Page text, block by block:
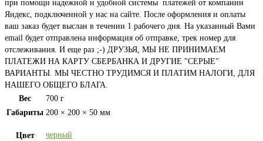
при помощи надежной и удобной системы платежей от компании
Яндекс, подключенной у нас на сайте. После оформления и оплаты
ваш заказ будет выслан в течении 1 рабочего дня. На указанный Вами
email будет отправлена информация об отправке, трек номер для
отслеживания. И еще раз ;-) ДРУЗЬЯ, МЫ НЕ ПРИНИМАЕМ
ПЛАТЕЖИ НА КАРТУ СБЕРБАНКА И ДРУГИЕ "СЕРЫЕ"
ВАРИАНТЫ. МЫ ЧЕСТНО ТРУДИМСЯ И ПЛАТИМ НАЛОГИ, ДЛЯ
НАШЕГО ОБЩЕГО БЛАГА.
Вес
700 г
Габариты 200 × 200 × 50 мм
Цвет черный